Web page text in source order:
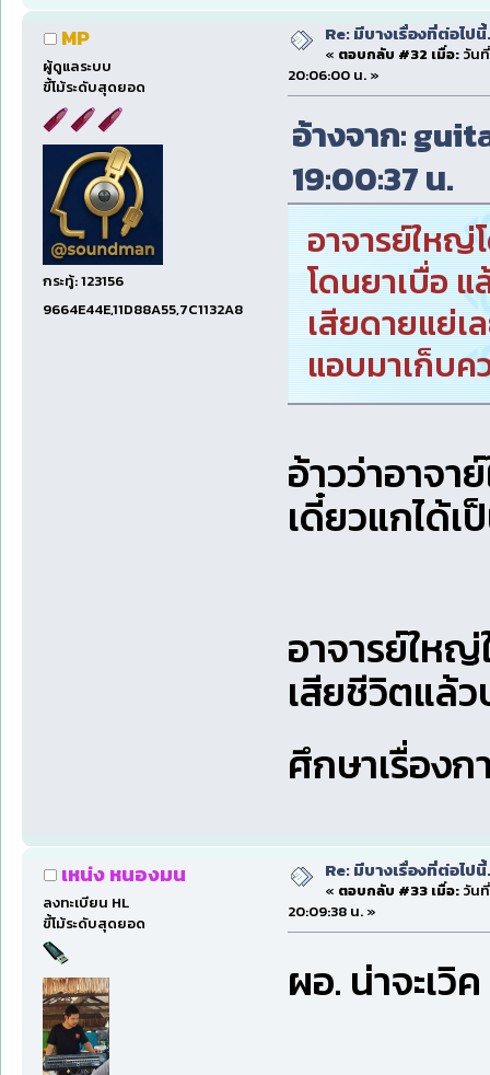
MP
ผู้ดูแลระบบ
ขี้โม้ระดับสุดยอด
กระทู้: 123156
9664E44E,11D88A55,7C1132A8
Re: มีบางเรื่องที่ต่อไป
« ตอบกลับ #32 เมื่อ:วันที่
20:06:00 น. »
อ้างจาก:
19:00:37 น.
อาจารย์ใหญ่
โดนยาเบื่อ
เสียดายแย่เ
แอบมาเก็บค
อ้าวว่าอาจ
เดี๋ยวแกได้
อาจารย์ให
เสียชีวิตแล้
ศึกษาเรื่อง
เหน่ง หนองมน
ลงทะเบียน HL
ขี้โม้ระดับสุดยอด
Re: มีบางเรื่องที่ต่อไป
« ตอบกลับ #33 เมื่อ:วันที่
20:09:38 น. »
ผอ. น่าจะเวิ